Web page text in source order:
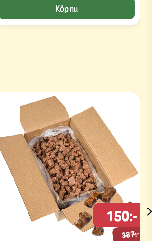
Köp nu
387:-
150:-